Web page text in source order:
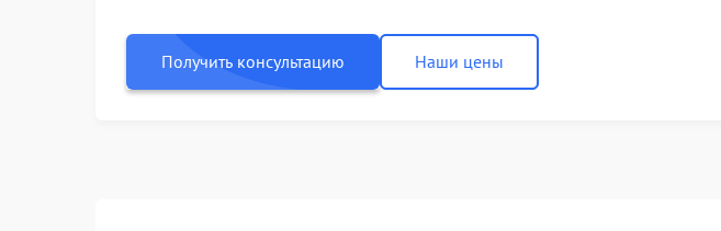
Получить консультацию Наши цены